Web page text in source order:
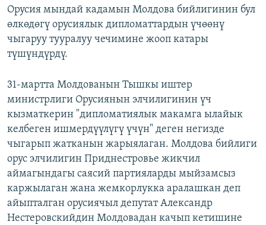
Орусия мындай кадамын Молдова бийлигинин бул
өлкөдөгү орусиялык дипломаттардын үчөөнү
чыгаруу тууралуу чечимине жооп катары
түшүндүрдү.
31-мартта Молдованын Тышкы иштер
министрлиги Орусиянын элчилигинин үч
кызматкерин "дипломатиялык макамга ылайык
келбеген ишмердүүлүгү үчүн" деген негизде
чыгарып жатканын жарыялаган. Молдова бийлиги
орус элчилигин Приднестровье жикчил
аймагындагы саясий партияларды мыйзамсыз
каржылаган жана жемкорлукка аралашкан деп
айыпталган орусиячыл депутат Александр
Нестеровскийдин Молдовадан качып кетишине